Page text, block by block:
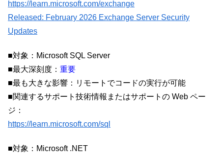
https://learn.microsoft.com/exchange
Released: February 2026 Exchange Server Security
Updates
■対象：Microsoft SQL Server
■最大深刻度： 重要
■最も大きな影響：リモートでコードの実行が可能
■関連するサポート技術情報またはサポートの Web ペー
ジ：
https://learn.microsoft.com/sql
■対象：Microsoft .NET